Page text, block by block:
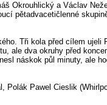
Okrouhlický a Václav
pětadvacetičlenné
Tři kola před cílem ujeli
ale dva okruhy před
náskok půl minuty, ale
Pawel Cieslik